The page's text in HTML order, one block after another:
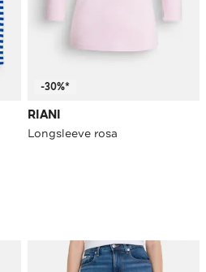
-30%*
RIANI
Longsleeve rosa